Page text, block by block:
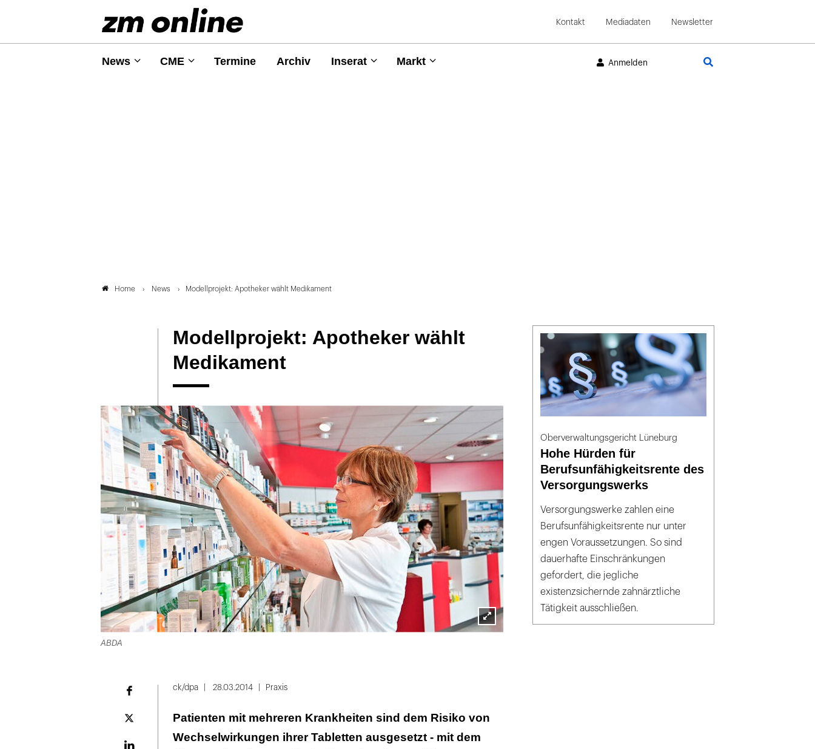
Kontakt Mediadaten Newsletter
News CME Termine Archiv Inserat Markt Anmelden
Home News Modellprojekt: Apotheker wählt Medikament
Modellprojekt: Apotheker wählt
Medikament
Lightbox
ABDA
Plattform
ck/dpa 28.03.2014 Praxis
Patienten mit mehreren Krankheiten sind dem Risiko von
Wechselwirkungen ihrer Tabletten ausgesetzt - mit dem
Oberverwaltungsgericht Lüneburg
Hohe Hürden für
Berufsunfähigkeitsrente des
Versorgungswerks
Versorgungswerke zahlen eine
Berufsunfähigkeitsrente nur unter
engen Voraussetzungen. So sind
dauerhafte Einschränkungen
gefordert, die jegliche
existenzsichernde zahnärztliche
Tätigkeit ausschließen.